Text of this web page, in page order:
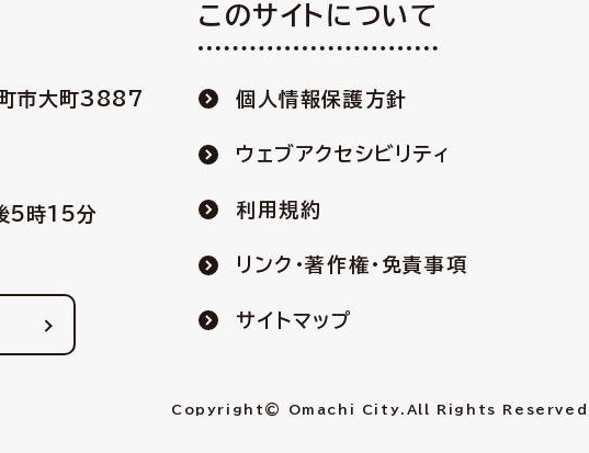
市大町3887
5時15分
このサイトについて
個人情報保護方針
ウェブアクセシビリティ
利用規約
リンク・著作権・免責事項
サイトマップ
Copyright© Omachi City. All Rights Reserved.